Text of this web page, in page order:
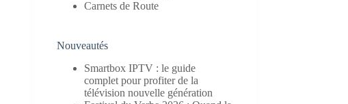
Carnets de Route
Nouveautés
Smartbox IPTV : le guide
complet pour profiter de la
télévision nouvelle génération